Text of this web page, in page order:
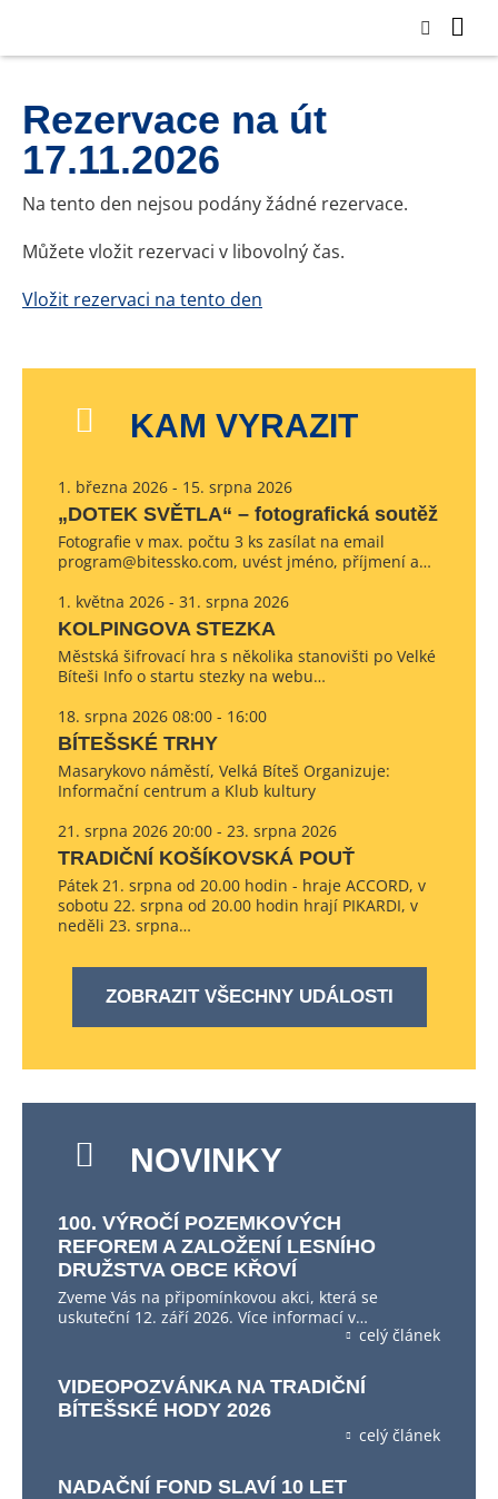
Rezervace na út
17.11.2026
Na tento den nejsou podány žádné rezervace.
Můžete vložit rezervaci v libovolný čas.
Vložit rezervaci na tento den
KAM VYRAZIT
1. března 2026 - 15. srpna 2026
„DOTEK SVĚTLA“ – fotografická soutěž
Fotografie v max. počtu 3 ks zasílat na email
program@bitessko.com, uvést jméno, příjmení a…
1. května 2026 - 31. srpna 2026
KOLPINGOVA STEZKA
Městská šifrovací hra s několika stanovišti po Velké
Bíteši Info o startu stezky na webu…
18. srpna 2026 08:00 - 16:00
BÍTEŠSKÉ TRHY
Masarykovo náměstí, Velká Bíteš Organizuje:
Informační centrum a Klub kultury
21. srpna 2026 20:00 - 23. srpna 2026
TRADIČNÍ KOŠÍKOVSKÁ POUŤ
Pátek 21. srpna od 20.00 hodin - hraje ACCORD, v
sobotu 22. srpna od 20.00 hodin hrají PIKARDI, v
neděli 23. srpna…
ZOBRAZIT VŠECHNY UDÁLOSTI
NOVINKY
100. VÝROČÍ POZEMKOVÝCH
REFOREM A ZALOŽENÍ LESNÍHO
DRUŽSTVA OBCE KŘOVÍ
Zveme Vás na připomínkovou akci, která se
uskuteční 12. září 2026. Více informací v…
celý článek
VIDEOPOZVÁNKA NA TRADIČNÍ
BÍTEŠSKÉ HODY 2026
celý článek
NADAČNÍ FOND SLAVÍ 10 LET